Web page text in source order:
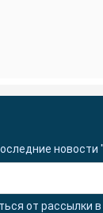
от рассылки